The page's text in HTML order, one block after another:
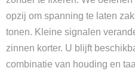
opzij om spanning te laten
tonen. Kleine signalen
zinnen korter. U blijft
combinatie van houding en